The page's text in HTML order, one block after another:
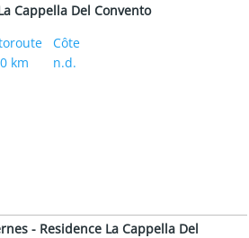
Cappella Del Convento
km
Côte
n.d.
- Residence La Cappella Del